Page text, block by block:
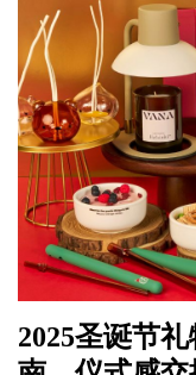
2025圣诞节